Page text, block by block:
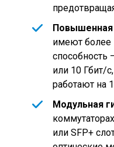
Повышенная
имеют
способность
или 10 Гбит/
работают на
Модульная
или SFP+